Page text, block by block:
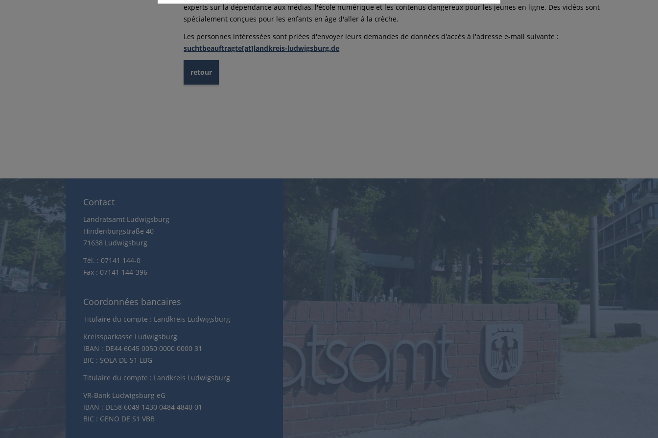
experts sur la dépendance aux médias, l'école numérique et les contenus dangereux pour les jeunes en ligne. Des vidéos sont
spécialement conçues pour les enfants en âge d'aller à la crèche.
Les personnes intéressées sont priées d'envoyer leurs demandes de données d'accès à l'adresse e-mail suivante :
suchtbeauftragte[at]landkreis-ludwigsburg.de
retour
Contact
Landratsamt Ludwigsburg
Hindenburgstraße 40
71638 Ludwigsburg
Tél. : 07141 144-0
Fax : 07141 144-396
Coordonnées bancaires
Titulaire du compte : Landkreis Ludwigsburg
Kreissparkasse Ludwigsburg
IBAN : DE44 6045 0050 0000 0000 31
BIC : SOLA DE S1 LBG
Titulaire du compte : Landkreis Ludwigsburg
VR-Bank Ludwigsburg eG
IBAN : DE58 6049 1430 0484 4840 01
BIC : GENO DE S1 VBB